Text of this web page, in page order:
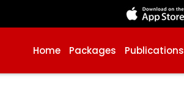
Home Packages Publications